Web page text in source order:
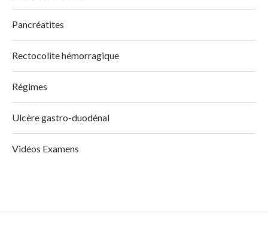
Pancréatites
Rectocolite hémorragique
Régimes
Ulcère gastro-duodénal
Vidéos Examens